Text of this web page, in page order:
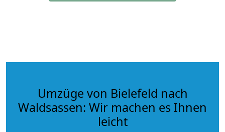
Umzüge von Bielefeld nach
Waldsassen: Wir machen es Ihnen
leicht